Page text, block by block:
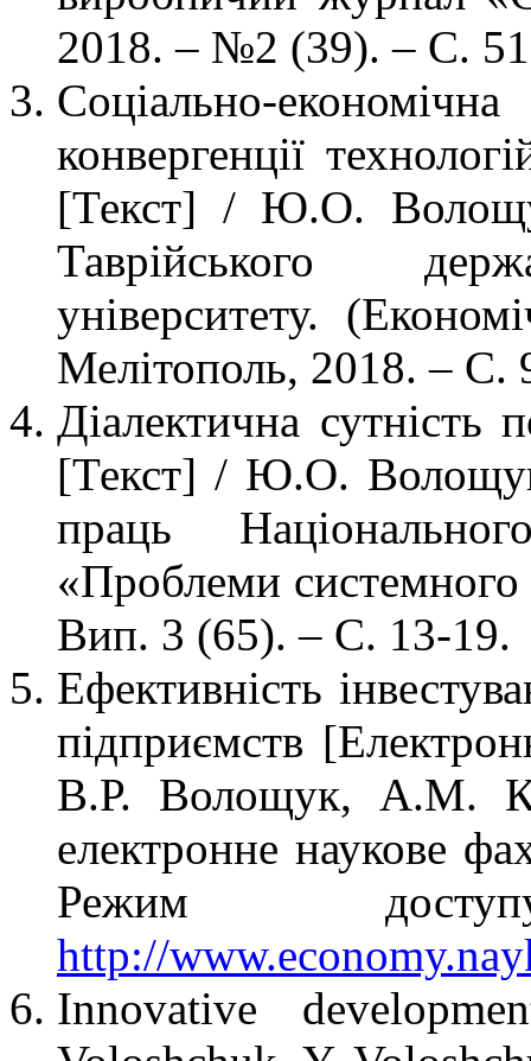
2018. – №2 (39). – С.
Соціально-
конвергенції
[Текст] / Ю.О.
Таврійського
університету.
Мелітополь, 2018. – С.
Діалектична сутність
[Текст] / Ю.О.
праць
«Проблеми системного
Вип. 3 (65). – С. 13-19.
Ефективність
підприємств
В.Р. Волощук, А.М.
електронне наукове
Режим
http://
Innovative